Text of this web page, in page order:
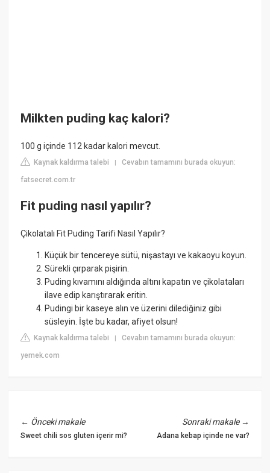
Milkten puding kaç kalori?
100 g içinde 112 kadar kalori mevcut.
Kaynak kaldırma talebi |Cevabın tamamını burada okuyun:
fatsecret.com.tr
Fit puding nasıl yapılır?
Çikolatalı Fit Puding Tarifi Nasıl Yapılır?
Küçük bir tencereye sütü, nişastayı ve kakaoyu koyun.
Sürekli çırparak pişirin.
Puding kıvamını aldığında altını kapatın ve çikolataları
ilave edip karıştırarak eritin.
Pudingi bir kaseye alın ve üzerini dilediğiniz gibi
süsleyin. İşte bu kadar, afiyet olsun!
Kaynak kaldırma talebi |Cevabın tamamını burada okuyun:
yemek.com
← Önceki makale
Sweet chili sos gluten içerir mi?
Sonraki makale→
Adana kebap içinde ne var?